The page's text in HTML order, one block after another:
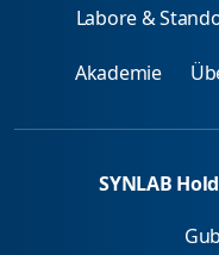
Labore &
Akademie
SYNLAB